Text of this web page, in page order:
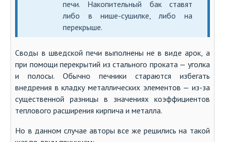
печи. Накопительный бак ставят
либо в нише-сушилке, либо на
перекрыше.
Своды в шведской печи выполнены не в виде арок, а
при помощи перекрытий из стального проката — уголка
и полосы. Обычно печники стараются избегать
внедрения в кладку металлических элементов — из-за
существенной разницы в значениях коэффициентов
теплового расширения кирпича и металла.
Но в данном случае авторы все же решились на такой